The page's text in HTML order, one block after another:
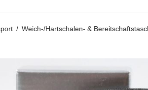
/ Weich-/Hartschalen- &